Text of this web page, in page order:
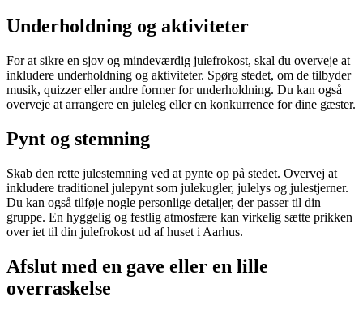
Underholdning og aktiviteter
For at sikre en sjov og mindeværdig julefrokost, skal du overveje at
inkludere underholdning og aktiviteter. Spørg stedet, om de tilbyder
musik, quizzer eller andre former for underholdning. Du kan også
overveje at arrangere en juleleg eller en konkurrence for dine gæster.
Pynt og stemning
Skab den rette julestemning ved at pynte op på stedet. Overvej at
inkludere traditionel julepynt som julekugler, julelys og julestjerner.
Du kan også tilføje nogle personlige detaljer, der passer til din
gruppe. En hyggelig og festlig atmosfære kan virkelig sætte prikken
over iet til din julefrokost ud af huset i Aarhus.
Afslut med en gave eller en lille
overraskelse